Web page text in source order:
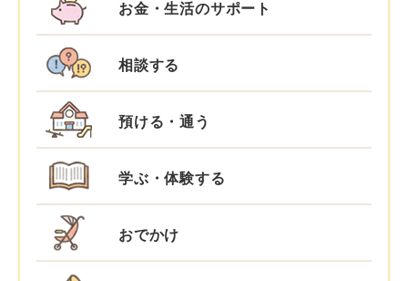
お金・生活のサポート
相談する
預ける・通う
学ぶ・体験する
おでかけ